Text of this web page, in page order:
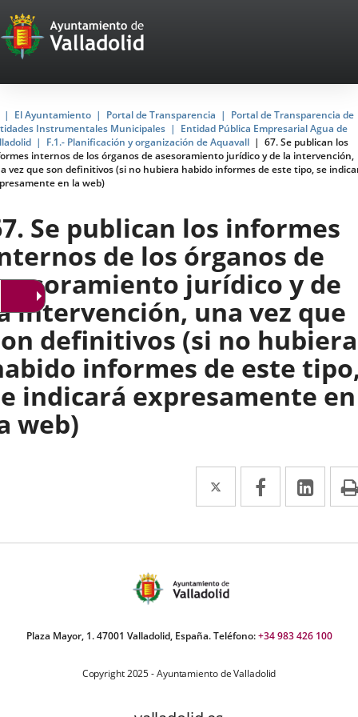
Portal
Web
del
Ayuntamiento
de
Valladolid
El Ayuntamiento Portal de Transparencia
Portal de Transparencia de
Instrumentales Municipales
Entidad Pública Empresarial Agua de
F.1.- Planificación y organización de Aquavall
67. Se publican los
internos de los órganos de asesoramiento jurídico y de la intervención,
vez que son definitivos (si no hubiera habido informes de este tipo, se
en la web)
Se publican los informes
de los órganos de
jurídico y de
intervención, una vez que
definitivos (si no hubiera
informes de este
indicará expresamente en
web)
Twitter
Enlace
a
externa.
Facebook
Enlace
a
a
Plaza Mayor, 1. 47001 Valladolid, España. Teléfono:+34 983 426 100
Copyright 2025 - Ayuntamiento de Valladolid